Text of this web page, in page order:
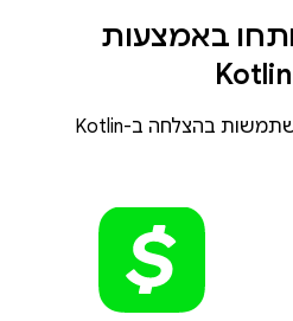
באמצעות
אפליקציות רבות כבר משתמשות בהצלחה ב-Kotlin